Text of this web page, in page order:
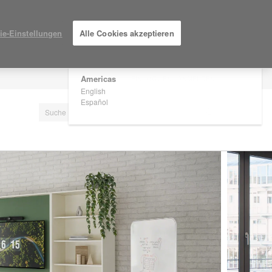
Are you in United States?
Americas
English
Español
Einstellungen Alle Cookies akzeptieren